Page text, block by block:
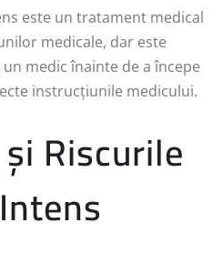
este un tratament medical
medicale, dar este
medic înainte de a începe
instrucțiunile medicului.
Riscurile